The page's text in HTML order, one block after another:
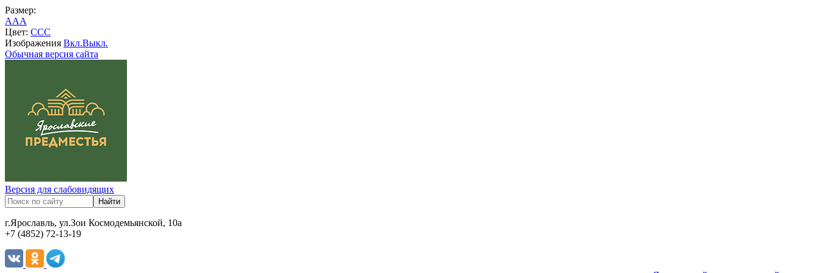
Размер:
AAA
Цвет: CCC
Изображения Вкл.Выкл.
Обычная версия сайта
Версия для слабовидящих
г.Ярославль, ул.Зои Космодемьянской, 10а
+7 (4852) 72-13-19